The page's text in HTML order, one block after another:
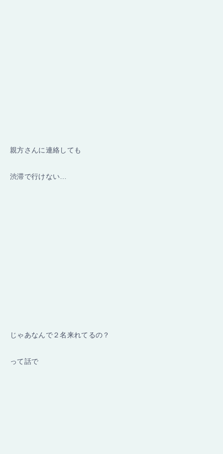
親方さんに連絡しても
渋滞で行けない…
じゃあなんで２名来れてるの？
って話で